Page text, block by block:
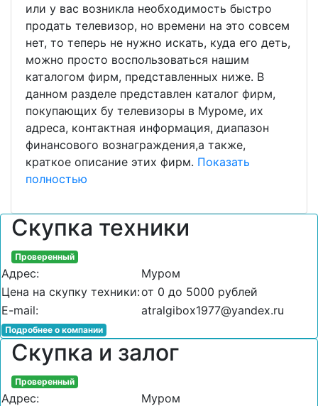
или у вас возникла необходимость быстро
продать телевизор, но времени на это совсем
нет, то теперь не нужно искать, куда его деть,
можно просто воспользоваться нашим
каталогом фирм, представленных ниже. В
данном разделе представлен каталог фирм,
покупающих бу телевизоры в Муроме, их
адреса, контактная информация, диапазон
финансового вознаграждения,а также,
краткое описание этих фирм. Показать
полностью
Скупка техники
Проверенный
Адрес:
Муром
Цена на скупку техники:от 0 до 5000 рублей
E-mail:
atralgibox1977@yandex.ru
Подробнее о компании
Скупка и залог
Проверенный
Адрес:
Муром